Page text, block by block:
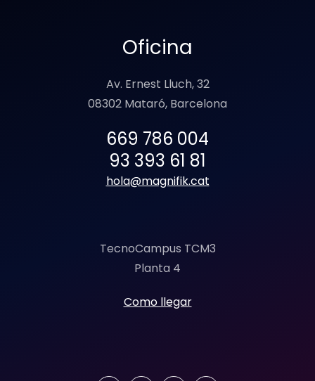
Oficina
Av. Ernest Lluch, 32
08302 Mataró, Barcelona
669 786 004
93 393 61 81
hola@magnifik.cat
TecnoCampus TCM3
Planta 4
Como llegar